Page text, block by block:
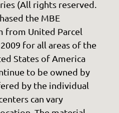
(All rights reserved.
the MBE
from United Parcel
for all areas of the
States of America
to be owned by
by the individual
can vary